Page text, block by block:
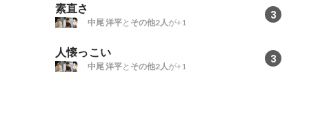
素直さ 3
中尾 洋平と その他2人が+1
人懐っこい 3
中尾 洋平と その他2人が+1